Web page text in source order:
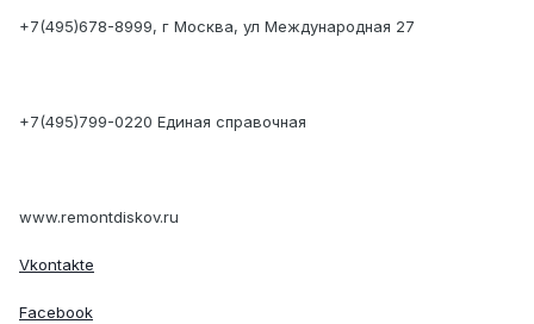
+7(495)678-8999, г Москва, ул Международная 27
+7(495)799-0220 Единая справочная
www.remontdiskov.ru
Vkontakte
Facebook